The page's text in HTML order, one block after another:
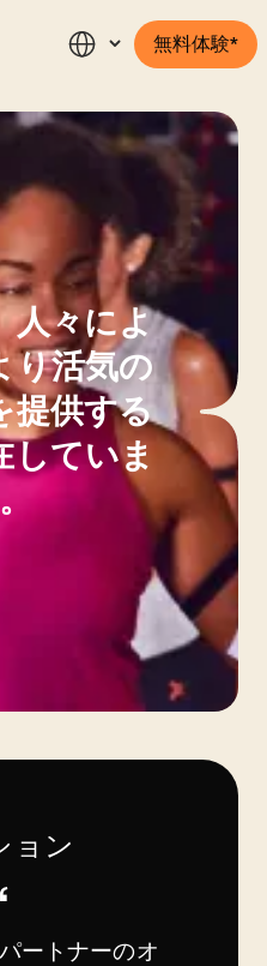
無料体験*
人々によ
り活気の
提供する
していま
ョン
ートナーのオ